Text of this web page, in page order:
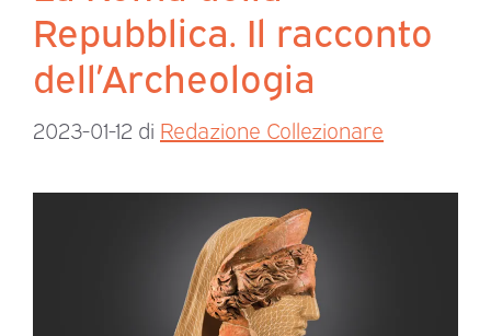
Repubblica. Il racconto
dell’Archeologia
2023-01-12 di Redazione Collezionare